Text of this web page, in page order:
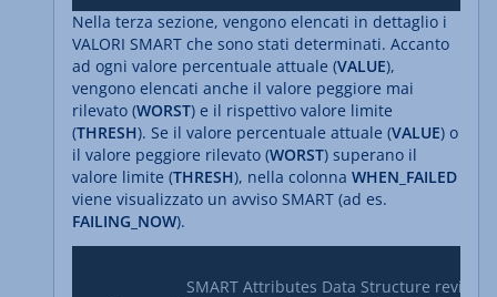
Nella terza sezione, vengono elencati in dettaglio i
VALORI SMART che sono stati determinati. Accanto
ad ogni valore percentuale attuale (VALUE),
vengono elencati anche il valore peggiore mai
rilevato (WORST) e il rispettivo valore limite
(THRESH). Se il valore percentuale attuale (VALUE) o
il valore peggiore rilevato (WORST) superano il
valore limite (THRESH), nella colonna WHEN_FAILED
viene visualizzato un avviso SMART (ad es.
FAILING_NOW).